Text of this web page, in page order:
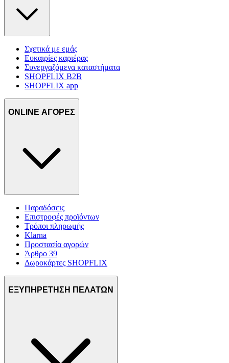
Σχετικά με εμάς
Ευκαιρίες καριέρας
Συνεργαζόμενα καταστήματα
SHOPFLIX B2B
SHOPFLIX app
ONLINE ΑΓΟΡΕΣ
Παραδόσεις
Επιστροφές προϊόντων
Τρόποι πληρωμής
Klarna
Προστασία αγορών
Άρθρο 39
Δωροκάρτες SHOPFLIX
ΕΞΥΠΗΡΕΤΗΣΗ ΠΕΛΑΤΩΝ